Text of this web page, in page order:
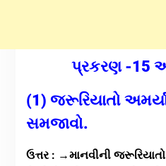
પ્રકરણ -15
(1) જરૂરિયાતો
સમજાવો.
ઉત્તર : →માનવીની